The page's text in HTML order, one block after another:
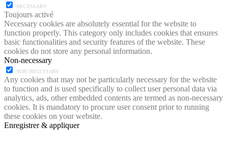
NECESSARY
Toujours activé
Necessary cookies are absolutely essential for the website to
function properly. This category only includes cookies that ensures
basic functionalities and security features of the website. These
cookies do not store any personal information.
Non-necessary
NON-NECESSARY
Any cookies that may not be particularly necessary for the website
to function and is used specifically to collect user personal data via
analytics, ads, other embedded contents are termed as non-necessary
cookies. It is mandatory to procure user consent prior to running
these cookies on your website.
Enregistrer & appliquer